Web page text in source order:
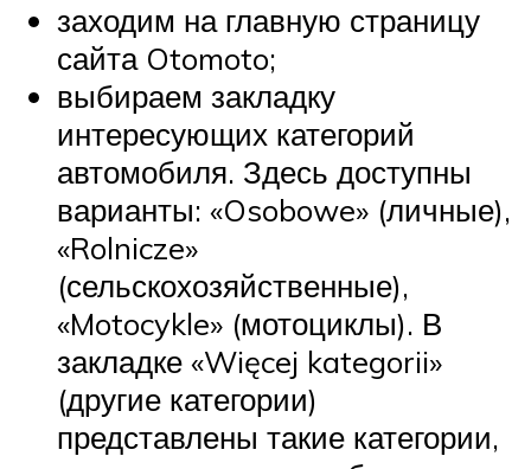
заходим на главную страницу
сайта Otomoto;
выбираем закладку
интересующих категорий
автомобиля. Здесь доступны
варианты: «Osobowe» (личные),
«Rolnicze»
(сельскохозяйственные),
«Motocykle» (мотоциклы). В
закладке «Więcej kategorii»
(другие категории)
представлены такие категории,